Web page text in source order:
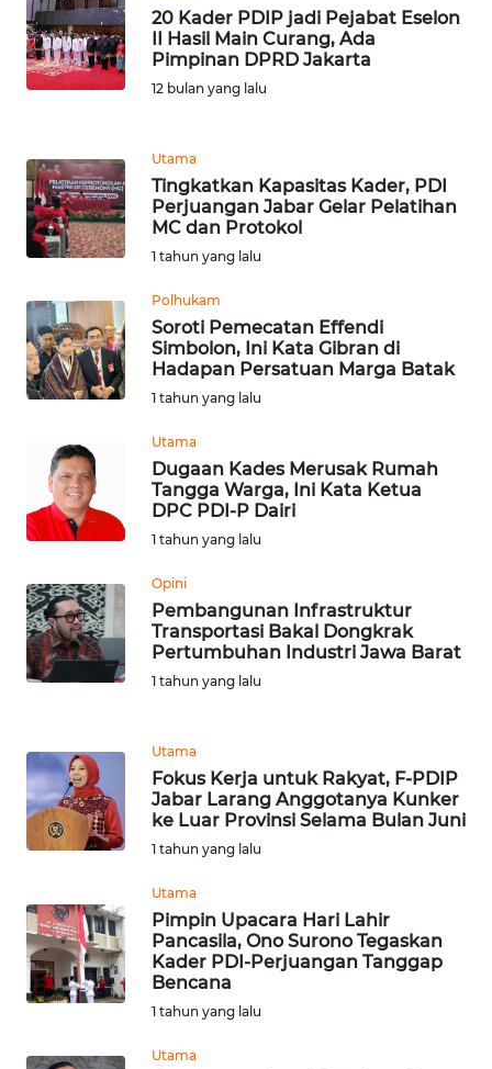
20 Kader PDIP jadi Pejabat Eselon
II Hasil Main Curang, Ada
Pimpinan DPRD Jakarta
12 bulan yang lalu
Utama
Tingkatkan Kapasitas Kader, PDI
Perjuangan Jabar Gelar Pelatihan
MC dan Protokol
1 tahun yang lalu
Polhukam
Soroti Pemecatan Effendi
Simbolon, Ini Kata Gibran di
Hadapan Persatuan Marga Batak
1 tahun yang lalu
Utama
Dugaan Kades Merusak Rumah
Tangga Warga, Ini Kata Ketua
DPC PDI-P Dairi
1 tahun yang lalu
Opini
Pembangunan Infrastruktur
Transportasi Bakal Dongkrak
Pertumbuhan Industri Jawa Barat
1 tahun yang lalu
Utama
Fokus Kerja untuk Rakyat, F-PDIP
Jabar Larang Anggotanya Kunker
ke Luar Provinsi Selama Bulan Juni
1 tahun yang lalu
Utama
Pimpin Upacara Hari Lahir
Pancasila, Ono Surono Tegaskan
Kader PDI-Perjuangan Tanggap
Bencana
1 tahun yang lalu
Utama
WN
KARO
WN
WN
LABUHANBATU
WN
TENGAH
WN DELI
SERDANG
WN
TEBING
TINGGI
WN
WN
KARAWANG
WN
BOGOR
WN
TAPANULI
UTARA
WN